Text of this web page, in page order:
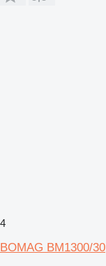
4
BOMAG BM1300/30